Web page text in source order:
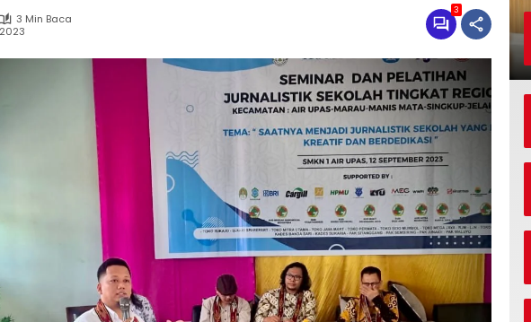
3 Min Baca
3